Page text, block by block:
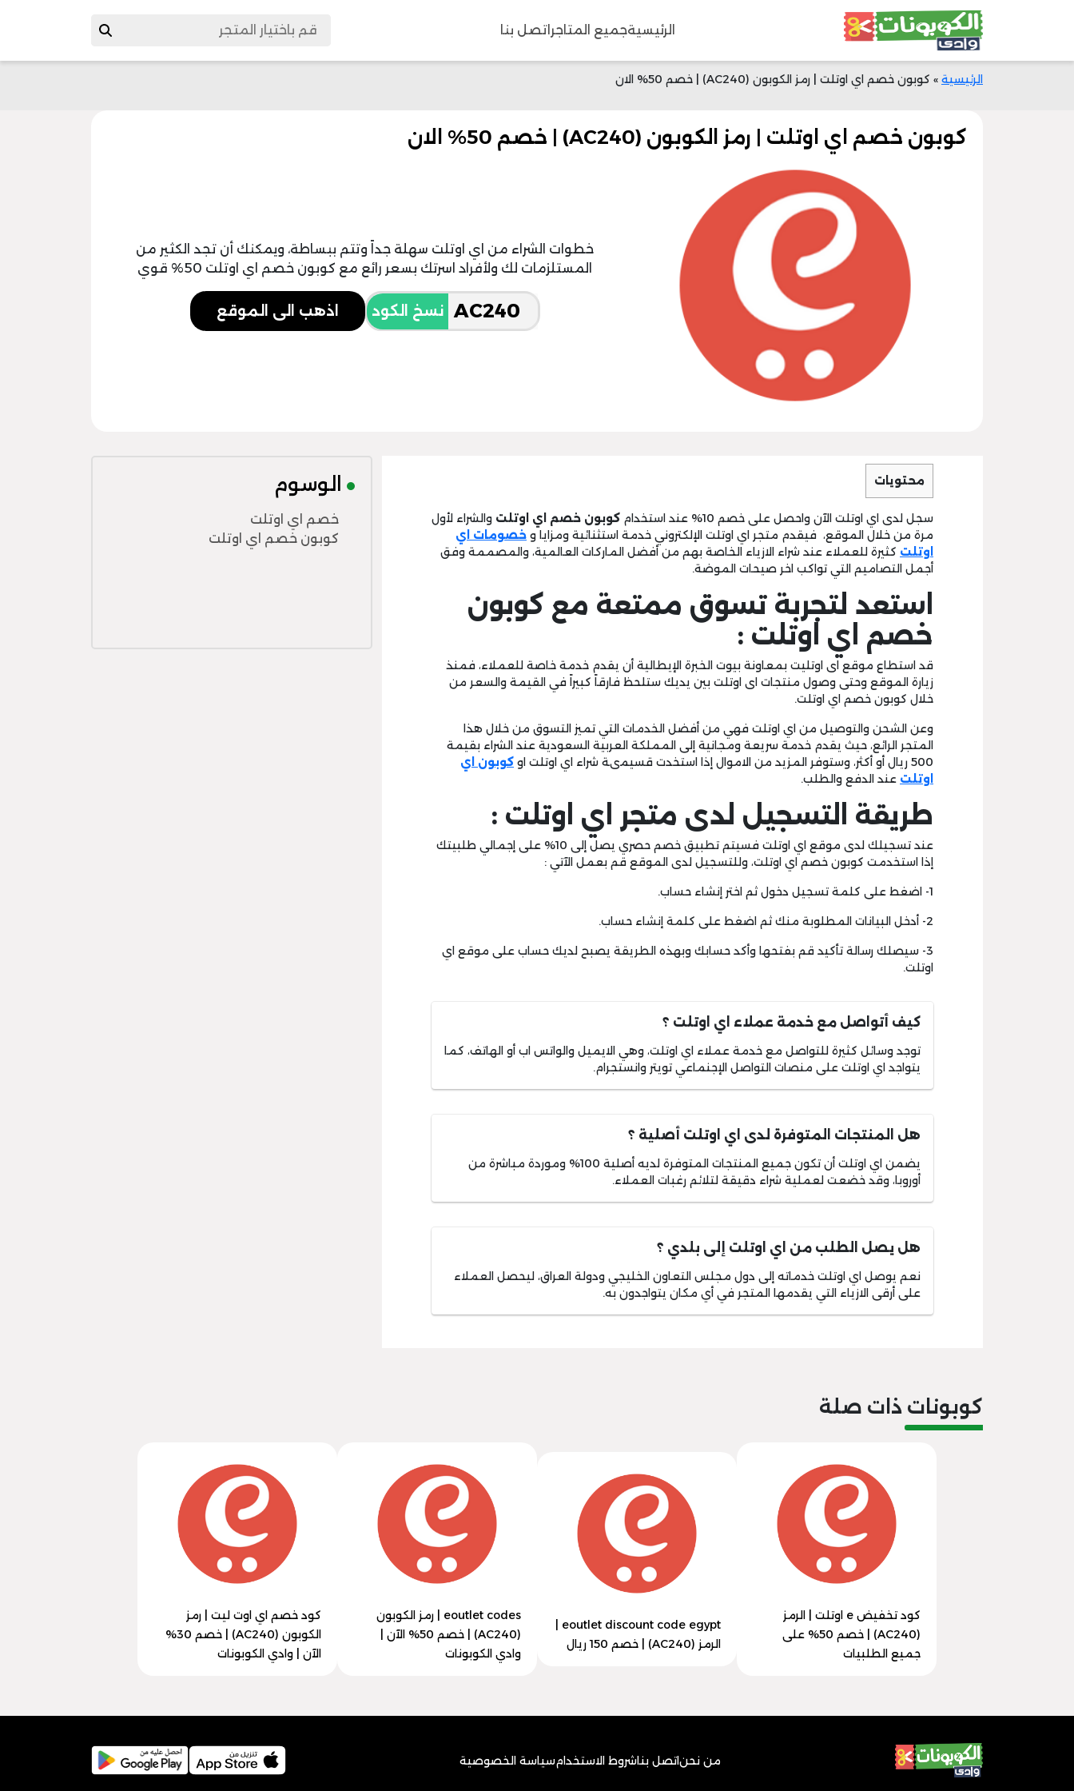
الرئيسيةجميع المتاجر اتصل بنا
الرئيسية » كوبون خصم اي اوتلت | رمز الكوبون (AC240) | خصم 50% الان
كوبون خصم اي اوتلت | رمز الكوبون (AC240) | خصم 50% الان
خطوات الشراء من اي اوتلت سهلة جداً وتتم ببساطة، ويمكنك أن تجد الكثير من
المستلزمات لك ولأفراد اسرتك بسعر رائع مع كوبون خصم اي اوتلت 50% قوي
نسخ الكود اذهب الى الموقع
محتويات
سجل لدى اي اوتلت الآن واحصل على خصم 10% عند استخدام كوبون خصم اي اوتلت والشراء لأول
مرة من خلال الموقع، فيقدم متجر اي اوتلت الإلكتروني خدمة استثنائية ومزايا و خصومات اي
اوتلت كثيرة للعملاء عند شراء الازياء الخاصة بهم من أفضل الماركات العالمية، والمصممة وفق
أجمل التصاميم التي تواكب اخر صيحات الموضة.
استعد لتجربة تسوق ممتعة مع كوبون
خصم اي اوتلت :
قد استطاع موقع اى اوتليت بمعاونة بيوت الخبرة الإيطالية أن يقدم خدمة خاصة للعملاء، فمنذ
زيارة الموقع وحتى وصول منتجات اى اوتلت بين يديك ستلحظ فارقاً كبيراً في القيمة والسعر من
خلال كوبون خصم اي اوتلت.
وعن الشحن والتوصيل من اي اوتلت فهي من أفضل الخدمات التي تميز التسوق من خلال هذا
المتجر الرائع، حيث يقدم خدمة سريعة ومجانية إلى المملكة العربية السعودية عند الشراء بقيمة
500 ريال أو أكثر، وستوفر المزيد من الاموال إذا استخدت قسيمىة شراء اي اوتلت او
كوبون اي
اوتلت عند الدفع والطلب.
طريقة التسجيل لدى متجر اي اوتلت :
عند تسجيلك لدى موقع اي اوتلت فسيتم تطبيق خصم حصري يصل إلى 10% على إجمالي طلبيتك
إذا استخدمت كوبون خصم اي اوتلت، وللتسجيل لدى الموقع قم بعمل الآتي :
1- اضغط على كلمة تسجيل دخول ثم اختر إنشاء حساب.
2- أدخل البيانات المطلوبة منك ثم اضغط على كلمة إنشاء حساب.
3- سيصلك رسالة تأكيد قم بفتحها وأكد حسابك وبهذه الطريقة يصبح لديك حساب على موقع اي
اوتلت.
كيف أتواصل مع خدمة عملاء اي اوتلت ؟
توجد وسائل كثيرة للتواصل مع خدمة عملاء اي اوتلت، وهي الايميل والواتس اب أو الهاتف، كما
يتواجد اي اوتلت على منصات التواصل الإجنماعي تويتر وانستجرام.
هل المنتجات المتوفرة لدى اي اوتلت أصلية ؟
يضمن اي اوتلت أن تكون جميع المنتجات المتوفرة لديه أصلية 100% وموردة مباشرة من
أوروبا، وقد خضعت لعملية شراء دقيقة لتلائم رغبات العملاء.
هل يصل الطلب من اي اوتلت إلى بلدي ؟
نعم يوصل اي اوتلت خدماته إلى دول مجلس التعاون الخليجي ودولة العراق، ليحصل العملاء
على أرقى الازياء التي يقدمها المتجر في أي مكان يتواجدون به.
الوسوم
خصم اي اوتلت
كوبون خصم اي اوتلت
كوبونات ذات صلة
كود تخفيض e اوتلت | الرمز
(AC240) | خصم 50% على
جميع الطلبيات
الرمز (AC240) | خصم 150 ريال
eoutlet codes | رمز الكوبون
(AC240) | خصم 50% الآن |
وادي الكوبونات
كود خصم اي اوت ليت | رمز
الكوبون (AC240) | خصم 30%
الآن | وادي الكوبونات
من نحناتصل بناشروط الاستخدامسياسة الخصوصية